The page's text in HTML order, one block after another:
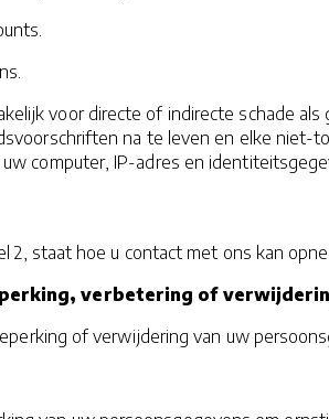
voor directe of indirecte schade
na te leven en elke
computer, IP-adres en
2, staat hoe u contact met ons kan
verbetering of
of verwijdering van uw